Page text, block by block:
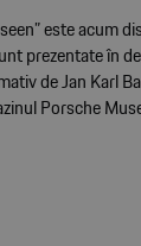
este
prezentate în
de Jan Karl
Porsche